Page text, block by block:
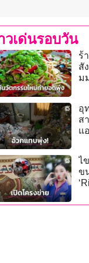
วเด่นรอบวัน
ร้
สั
ม
อุ
ส
แ
ไ
ข